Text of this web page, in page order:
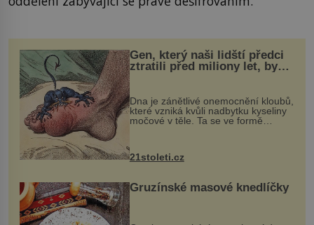
Gen, který naši lidští předci
ztratili před miliony let, by
mohl pomoci s léčbou
„nemoci králů“
Dna je zánětlivé onemocnění kloubů,
které vzniká kvůli nadbytku kyseliny
močové v těle. Ta se ve formě
nohou, a způsobuje bole...
21stoleti.cz
Gruzínské masové knedlíčky